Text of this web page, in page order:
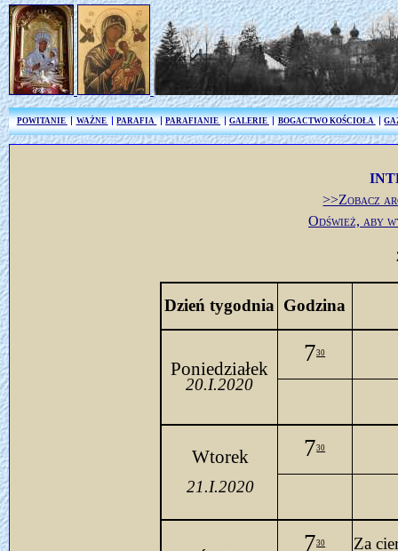
POWITANIE WAŻNE PARAFIA PARAFIANIE GALERIE BOGACTWO KOŚCIOŁA
>>Zobacz
Odśwież, aby
Dzień tygodnia Godzina
Poniedziałek
20.I.2020
730
Wtorek
21.I.2020
730
730 Za